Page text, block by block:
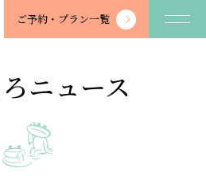
ご予約・ プラン一覧
ニュース